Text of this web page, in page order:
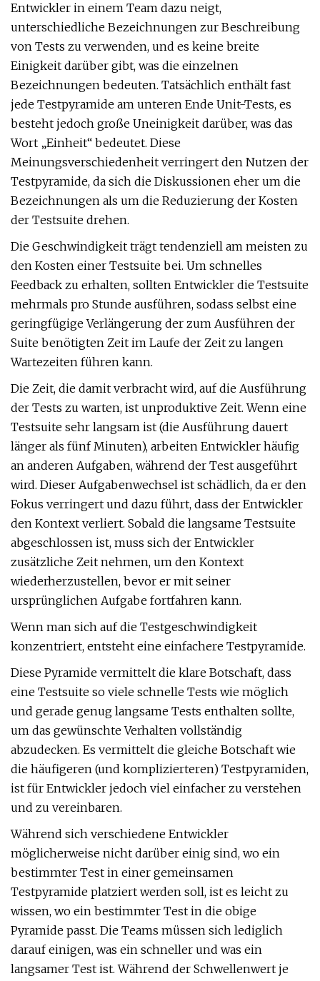
Entwickler in einem Team dazu neigt,
unterschiedliche Bezeichnungen zur Beschreibung
von Tests zu verwenden, und es keine breite
Einigkeit darüber gibt, was die einzelnen
Bezeichnungen bedeuten. Tatsächlich enthält fast
jede Testpyramide am unteren Ende Unit-Tests, es
besteht jedoch große Uneinigkeit darüber, was das
Wort „Einheit“ bedeutet. Diese
Meinungsverschiedenheit verringert den Nutzen der
Testpyramide, da sich die Diskussionen eher um die
Bezeichnungen als um die Reduzierung der Kosten
der Testsuite drehen.
Die Geschwindigkeit trägt tendenziell am meisten zu
den Kosten einer Testsuite bei. Um schnelles
Feedback zu erhalten, sollten Entwickler die Testsuite
mehrmals pro Stunde ausführen, sodass selbst eine
geringfügige Verlängerung der zum Ausführen der
Suite benötigten Zeit im Laufe der Zeit zu langen
Wartezeiten führen kann.
Die Zeit, die damit verbracht wird, auf die Ausführung
der Tests zu warten, ist unproduktive Zeit. Wenn eine
Testsuite sehr langsam ist (die Ausführung dauert
länger als fünf Minuten), arbeiten Entwickler häufig
an anderen Aufgaben, während der Test ausgeführt
wird. Dieser Aufgabenwechsel ist schädlich, da er den
Fokus verringert und dazu führt, dass der Entwickler
den Kontext verliert. Sobald die langsame Testsuite
abgeschlossen ist, muss sich der Entwickler
zusätzliche Zeit nehmen, um den Kontext
wiederherzustellen, bevor er mit seiner
ursprünglichen Aufgabe fortfahren kann.
Wenn man sich auf die Testgeschwindigkeit
konzentriert, entsteht eine einfachere Testpyramide.
Diese Pyramide vermittelt die klare Botschaft, dass
eine Testsuite so viele schnelle Tests wie möglich
und gerade genug langsame Tests enthalten sollte,
um das gewünschte Verhalten vollständig
abzudecken. Es vermittelt die gleiche Botschaft wie
die häufigeren (und komplizierteren) Testpyramiden,
ist für Entwickler jedoch viel einfacher zu verstehen
und zu vereinbaren.
Während sich verschiedene Entwickler
möglicherweise nicht darüber einig sind, wo ein
bestimmter Test in einer gemeinsamen
Testpyramide platziert werden soll, ist es leicht zu
wissen, wo ein bestimmter Test in die obige
Pyramide passt. Die Teams müssen sich lediglich
darauf einigen, was ein schneller und was ein
langsamer Test ist. Während der Schwellenwert je